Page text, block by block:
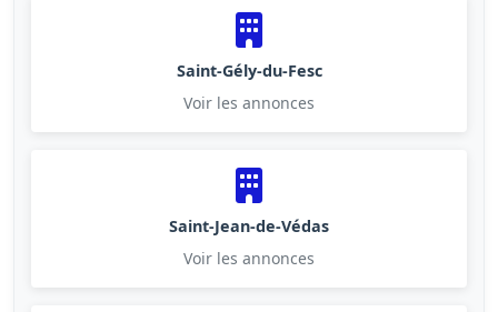
Saint-Gély-du-Fesc
Voir les annonces
Saint-Jean-de-Védas
Voir les annonces